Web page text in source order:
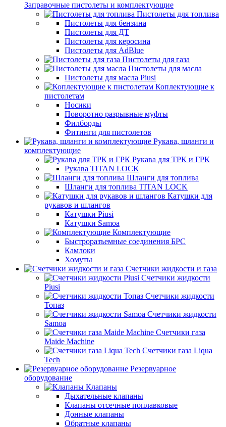
Заправочные пистолеты и комплектующие
Пистолеты для топлива
Пистолеты для бензина
Пистолеты для ДТ
Пистолеты для керосина
Пистолеты для AdBlue
Пистолеты для газа
Пистолеты для масла
Пистолеты для масла Piusi
Коплектующие к
пистолетам
Носики
Поворотно разрывные муфты
Филборды
Фитинги для пистолетов
Рукава, шланги и
комплектующие
Рукава для ТРК и ГРК
Рукава TITAN LOCK
Шланги для топлива
Шланги для топлива TITAN LOCK
Катушки для
рукавов и шлангов
Катушки Piusi
Катушки Samoa
Комплектующие
Быстроразъемные соединения БРС
Камлоки
Хомуты
Счетчики жидкости и газа
Счетчики жидкости
Piusi
Счетчики жидкости
Топаз
Счетчики жидкости
Samoa
Счетчики газа
Maide Machine
Счетчики газа Liqua
Tech
Резервуарное
оборудование
Клапаны
Дыхательные клапаны
Клапаны отсечные поплавковые
Донные клапаны
Обратные клапаны